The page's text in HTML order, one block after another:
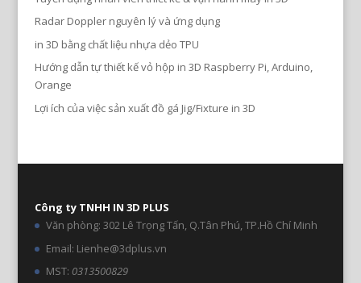
Radar Doppler nguyên lý và ứng dụng
in 3D bằng chất liệu nhựa dẻo TPU
Hướng dẫn tự thiết kế vỏ hộp in 3D Raspberry Pi, Arduino,
Orange
Lợi ích của việc sản xuất đồ gá Jig/Fixture in 3D
Công ty TNHH IN 3D PLUS
Văn phòng: 302 Lê Trọng Tấn, Q.Tân Phú, TP.Hồ Chí Minh
Email: Lienhe@3dplus.vn
MST: 0313500829